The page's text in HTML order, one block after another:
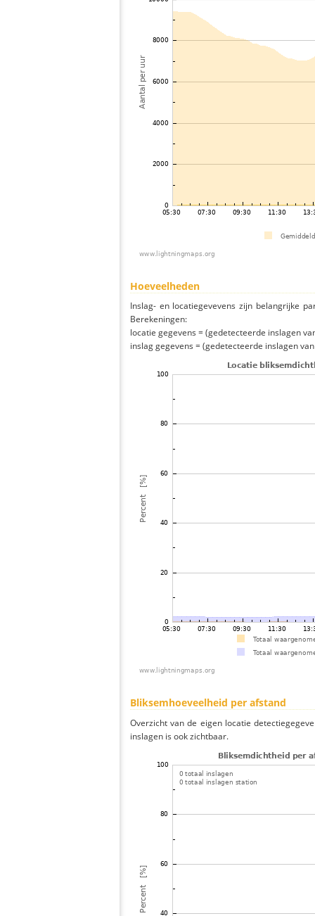
Hoeveelheden
Inslag- en locatiegevevens zijn belangrijke
Berekeningen:
locatie gegevens = (gedetecteerde inslagen
inslag gegevens = (gedetecteerde inslagen
Bliksemhoeveelheid per afstand
Overzicht van de eigen locatie
inslagen is ook zichtbaar.